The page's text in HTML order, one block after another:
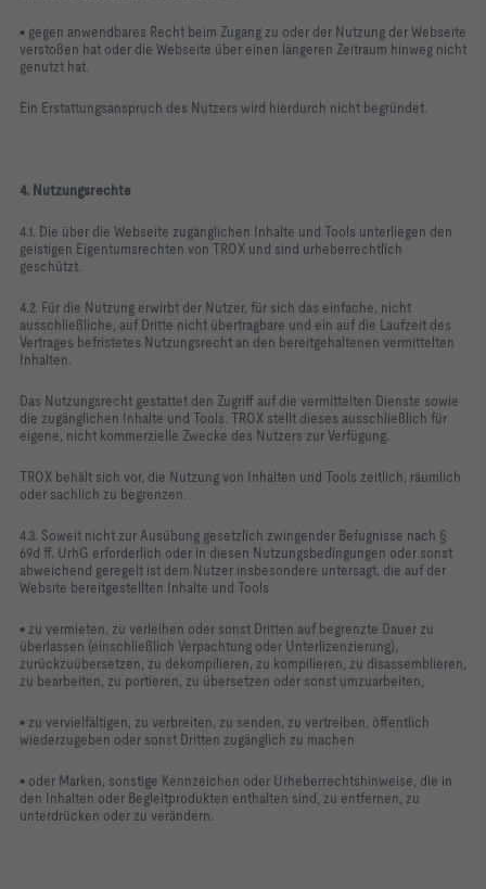
• gegen anwendbares Recht beim Zugang zu oder der Nutzung der Webseite
verstoßen hat oder die Webseite über einen längeren Zeitraum hinweg nicht
genutzt hat.
Ein Erstattungsanspruch des Nutzers wird hierdurch nicht begründet.
4. Nutzungsrechte
4.1. Die über die Webseite zugänglichen Inhalte und Tools unterliegen den
geistigen Eigentumsrechten von TROX und sind urheberrechtlich
geschützt.
4.2. Für die Nutzung erwirbt der Nutzer, für sich das einfache, nicht
ausschließliche, auf Dritte nicht übertragbare und ein auf die Laufzeit des
Vertrages befristetes Nutzungsrecht an den bereitgehaltenen vermittelten
Inhalten.
Das Nutzungsrecht gestattet den Zugriff auf die vermittelten Dienste sowie
die zugänglichen Inhalte und Tools. TROX stellt dieses ausschließlich für
eigene, nicht kommerzielle Zwecke des Nutzers zur Verfügung.
TROX behält sich vor, die Nutzung von Inhalten und Tools zeitlich, räumlich
oder sachlich zu begrenzen.
4.3. Soweit nicht zur Ausübung gesetzlich zwingender Befugnisse nach §
69d ff. UrhG erforderlich oder in diesen Nutzungsbedingungen oder sonst
abweichend geregelt ist dem Nutzer insbesondere untersagt, die auf der
Website bereitgestellten Inhalte und Tools
• zu vermieten, zu verleihen oder sonst Dritten auf begrenzte Dauer zu
überlassen (einschließlich Verpachtung oder Unterlizenzierung),
zurückzuübersetzen, zu dekompilieren, zu kompilieren, zu disassemblieren,
zu bearbeiten, zu portieren, zu übersetzen oder sonst umzuarbeiten,
• zu vervielfältigen, zu verbreiten, zu senden, zu vertreiben, öffentlich
wiederzugeben oder sonst Dritten zugänglich zu machen
• oder Marken, sonstige Kennzeichen oder Urheberrechtshinweise, die in
den Inhalten oder Begleitprodukten enthalten sind, zu entfernen, zu
unterdrücken oder zu verändern.